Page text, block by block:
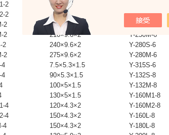
2
195×8.4×2
2
225×8.4×2 Y-200L2-6
2
225×9.5×2 Y-225M-6
2
210×9.6×2 Y-250M-6
2
240×9.6×2 Y-280S-6
2
275×9.6×2 Y-280M-6
4
7.5×5.3×1.5 Y-315S-6
4
90×5.3×1.5 Y-132S-8
100×5×1.5 Y-132M-8
130×5×1.5 Y-160M1-8
4
120×4.3×2 Y-160M2-8
4
150×4.3×2 Y-160L-8
4
150×4.3×2 Y-180L-8